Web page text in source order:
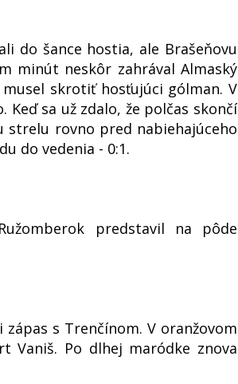
do šance hostia, ale Brašeňovu
minút neskôr zahrával Almaský
skrotiť hosťujúci gólman. V
sa už zdalo, že polčas skončí
strelu rovno pred nabiehajúceho
do vedenia - 0:1.
predstavil na pôde
s Trenčínom. V oranžovom
Vaniš. Po dlhej maródke znova